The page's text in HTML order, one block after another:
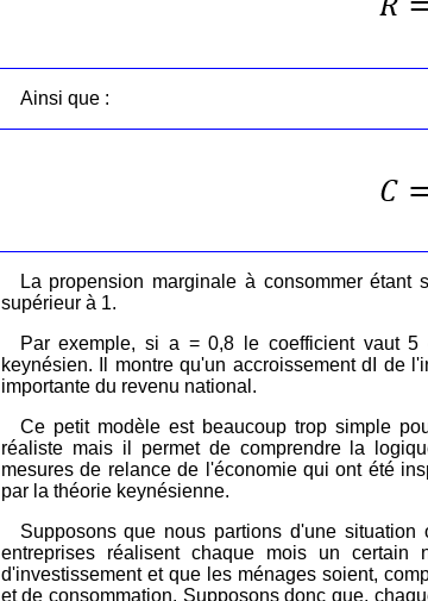
Ainsi que :
La propension marginale à consommer
supérieur à 1.
Par exemple, si a = 0,8 le coefficient vaut
keynésien. Il montre qu'un accroissement dI de
importante du revenu national.
Ce petit modèle est beaucoup trop simple
réaliste mais il permet de comprendre la
mesures de relance de l'économie qui ont été
par la théorie keynésienne.
Supposons que nous partions d'une situation
entreprises réalisent chaque mois un certain
d'investissement et que les ménages soient,
et de consommation. Supposons donc que,